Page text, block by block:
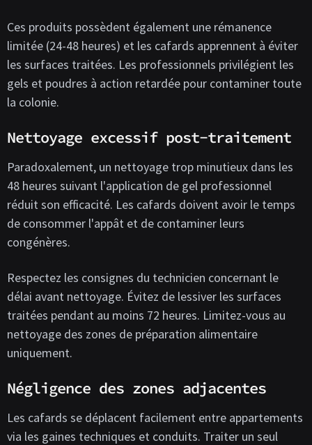
Ces produits possèdent également une rémanence
limitée (24-48 heures) et les cafards apprennent à éviter
les surfaces traitées. Les professionnels privilégient les
gels et poudres à action retardée pour contaminer toute
la colonie.
Nettoyage excessif post-traitement
Paradoxalement, un nettoyage trop minutieux dans les
48 heures suivant l'application de gel professionnel
réduit son efficacité. Les cafards doivent avoir le temps
de consommer l'appât et de contaminer leurs
congénères.
Respectez les consignes du technicien concernant le
délai avant nettoyage. Évitez de lessiver les surfaces
traitées pendant au moins 72 heures. Limitez-vous au
nettoyage des zones de préparation alimentaire
uniquement.
Négligence des zones adjacentes
Les cafards se déplacent facilement entre appartements
via les gaines techniques et conduits. Traiter un seul